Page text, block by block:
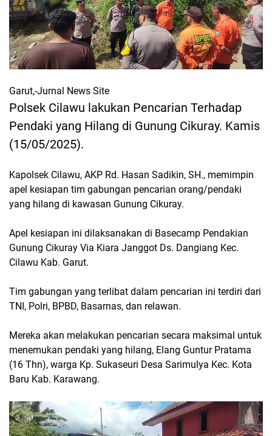
Garut,-Jurnal News Site
Polsek Cilawu lakukan Pencarian Terhadap
Pendaki yang Hilang di Gunung Cikuray. Kamis
(15/05/2025).
Kapolsek Cilawu, AKP Rd. Hasan Sadikin, SH., memimpin
apel kesiapan tim gabungan pencarian orang/pendaki
yang hilang di kawasan Gunung Cikuray.
Apel kesiapan ini dilaksanakan di Basecamp Pendakian
Gunung Cikuray Via Kiara Janggot Ds. Dangiang Kec.
Cilawu Kab. Garut.
Tim gabungan yang terlibat dalam pencarian ini terdiri dari
TNI, Polri, BPBD, Basarnas, dan relawan.
Mereka akan melakukan pencarian secara maksimal untuk
menemukan pendaki yang hilang, Elang Guntur Pratama
(16 Thn), warga Kp. Sukaseuri Desa Sarimulya Kec. Kota
Baru Kab. Karawang.